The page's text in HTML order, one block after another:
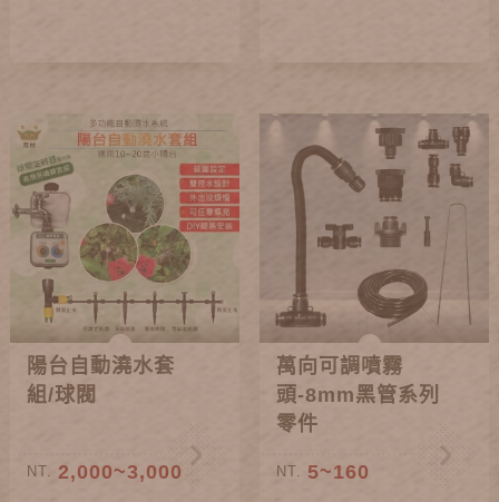
陽台自動澆水套
組/球閥
NT. 2,000~3,000
萬向可調噴霧
頭-8mm黑管系列
零件
NT. 5~160